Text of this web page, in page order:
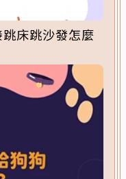
床跳沙發怎麼